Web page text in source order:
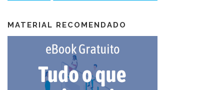
MATERIAL RECOMENDADO